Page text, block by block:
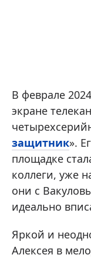
В феврале
экране
защитник».
площадке
коллеги, уже
они с
идеально
Яркой и
Алексея в